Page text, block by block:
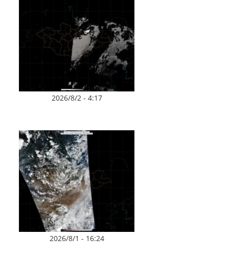
2026/8/2 - 4:17
2026/8/1 - 16:24